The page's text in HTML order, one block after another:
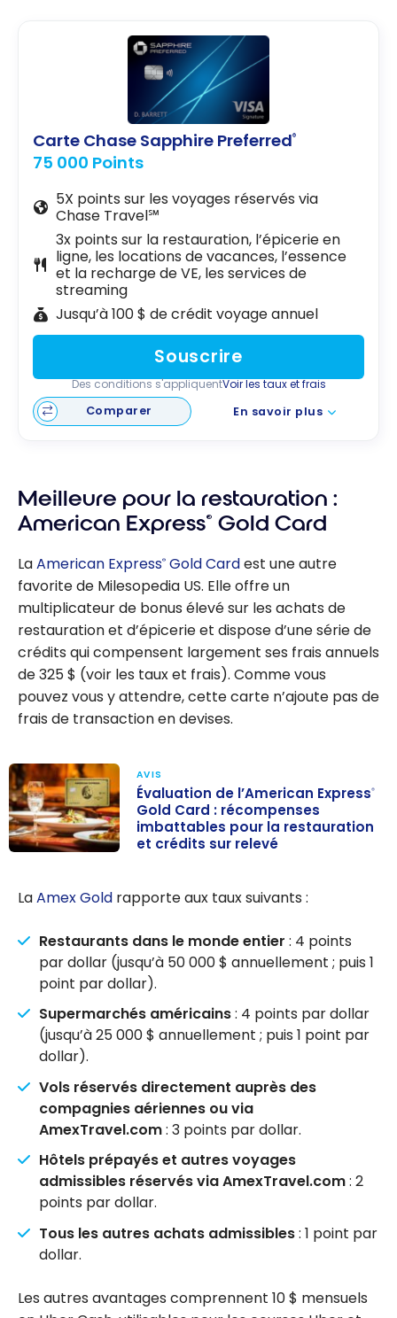
Carte Chase Sapphire Preferred®
75 000 Points
5X points sur les voyages réservés via
Chase Travel℠
3x points sur la restauration, l’épicerie en
ligne, les locations de vacances, l’essence
et la recharge de VE, les services de
streaming
Jusqu’à 100 $ de crédit voyage annuel
Souscrire
Des conditions s'appliquentVoir les taux et frais
Comparer
En savoir plus
Meilleure pour la restauration :
American Express® Gold Card
LaAmerican Express® Gold Cardest une autre
favorite de Milesopedia US. Elle offre un
multiplicateur de bonus élevé sur les achats de
restauration et d’épicerie et dispose d’une série de
crédits qui compensent largement ses frais annuels
de 325 $ (voir les taux et frais). Comme vous
pouvez vous y attendre, cette carte n’ajoute pas de
frais de transaction en devises.
Express®Gold
récompenses
imbattables
pour la
restauration et
crédits sur
relevé
AVIS
Évaluation de l’American Express®
Gold Card : récompenses
imbattables pour la restauration
et crédits sur relevé
LaAmex Gold rapporte aux taux suivants :
Restaurants dans le monde entier : 4 points
par dollar (jusqu’à 50 000 $ annuellement ; puis 1
point par dollar).
Supermarchés américains: 4 points par dollar
(jusqu’à 25 000 $ annuellement ; puis 1 point par
dollar).
Vols réservés directement auprès des
compagnies aériennes ou via
AmexTravel.com: 3 points par dollar.
Hôtels prépayés et autres voyages
admissibles réservés via AmexTravel.com: 2
points par dollar.
Tous les autres achats admissibles: 1 point par
dollar.
Les autres avantages comprennent 10 $ mensuels